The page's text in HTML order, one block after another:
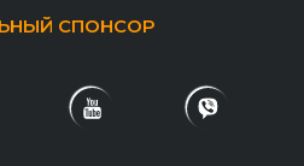
СПОНСОР